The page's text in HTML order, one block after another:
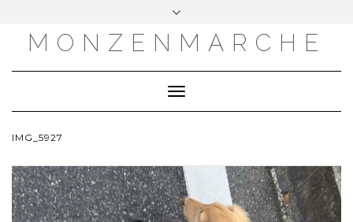
MONZENMARCHE
Toggle
Navigation
IMG_5927